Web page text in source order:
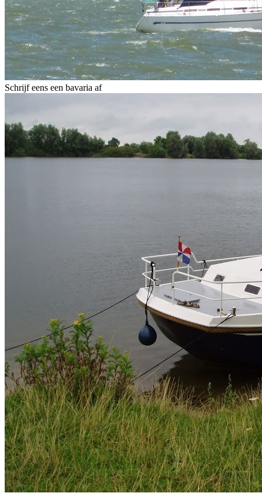
Schrijf eens een bavaria af